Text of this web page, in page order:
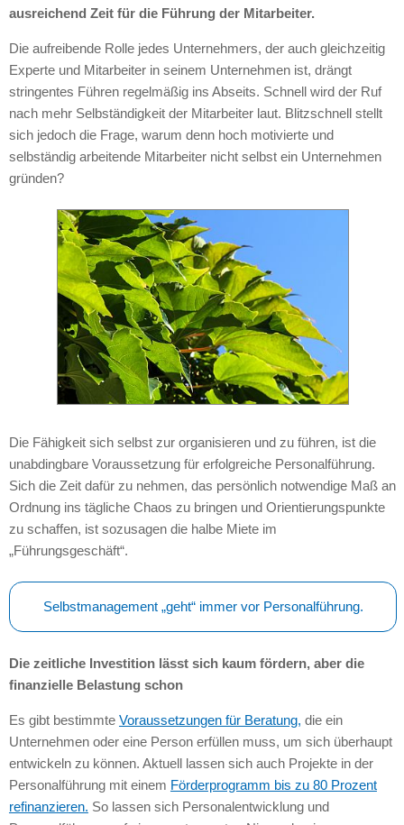
ausreichend Zeit für die Führung der Mitarbeiter.
Die aufreibende Rolle jedes Unternehmers, der auch gleichzeitig
Experte und Mitarbeiter in seinem Unternehmen ist, drängt
stringentes Führen regelmäßig ins Abseits. Schnell wird der Ruf
nach mehr Selbständigkeit der Mitarbeiter laut. Blitzschnell stellt
sich jedoch die Frage, warum denn hoch motivierte und
selbständig arbeitende Mitarbeiter nicht selbst ein Unternehmen
gründen?
Die Fähigkeit sich selbst zur organisieren und zu führen, ist die
unabdingbare Voraussetzung für erfolgreiche Personalführung.
Sich die Zeit dafür zu nehmen, das persönlich notwendige Maß an
Ordnung ins tägliche Chaos zu bringen und Orientierungspunkte
zu schaffen, ist sozusagen die halbe Miete im
„Führungsgeschäft“.
Selbstmanagement „geht“ immer vor Personalführung.
Die zeitliche Investition lässt sich kaum fördern, aber die
finanzielle Belastung schon
Es gibt bestimmte Voraussetzungen für Beratung, die ein
Unternehmen oder eine Person erfüllen muss, um sich überhaupt
entwickeln zu können. Aktuell lassen sich auch Projekte in der
Personalführung mit einem Förderprogramm bis zu 80 Prozent
refinanzieren. So lassen sich Personalentwicklung und